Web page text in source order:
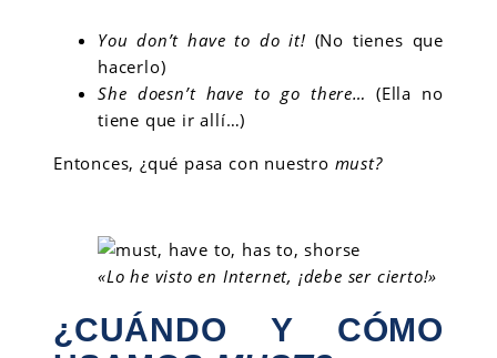
You don’t have to do it! (No tienes que
hacerlo)
She doesn’t have to go there… (Ella no
tiene que ir allí…)
Entonces, ¿qué pasa con nuestro must?
«Lo he visto en Internet, ¡debe ser cierto!»
¿CUÁNDO Y CÓMO